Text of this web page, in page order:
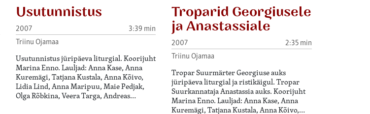
Usutunnistus
2007
3:39 min
Triinu Ojamaa
Usutunnistus jüripäeva liturgial. Koorijuht
Marina Enno. Lauljad: Anna Kase, Anna
Kuremägi, Tatjana Kustala, Anna Kõivo,
Lidia Lind, Anna Maripuu, Maie Pedjak,
Olga Rõbkina, Veera Targa, Andreas…
Troparid Georgiusele
ja Anastassiale
2007
2:35 min
Triinu Ojamaa
Tropar Suurmärter Georgiuse auks
jüripäeva liturgial ja ristikäigul. Tropar
Suurkannataja Anastassia auks. Koorijuht
Marina Enno. Lauljad: Anna Kase, Anna
Kuremägi, Tatjana Kustala, Anna Kõivo,…